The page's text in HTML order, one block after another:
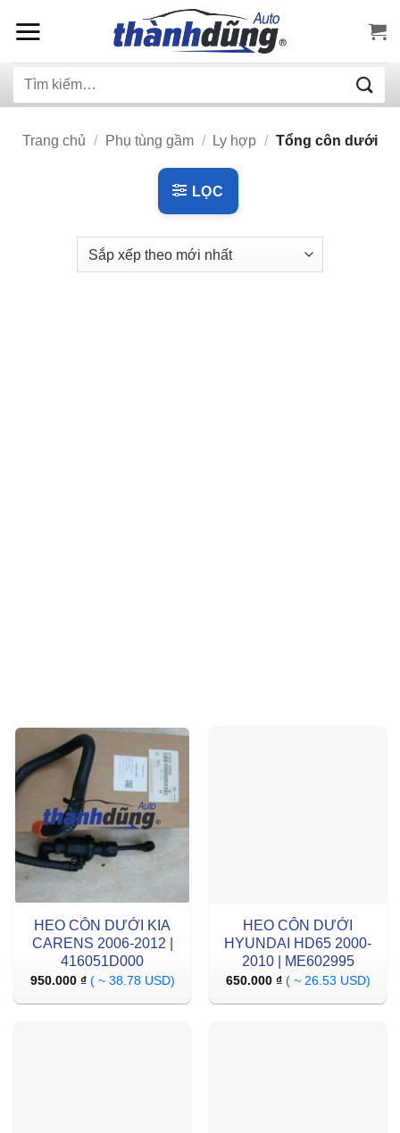
qua
dung
Tìm
Trang chủ / Phụ tùng gầm / Ly hợp / Tổng côn dưới
LỌC
HEO CÔN DƯỚI KIA
CARENS 2006-2012 |
416051D000
950.000 ₫ ( ~ 38.78 USD)
HEO CÔN DƯỚI
HYUNDAI HD65 2000-
2010 | ME602995
650.000 ₫ ( ~ 26.53 USD)